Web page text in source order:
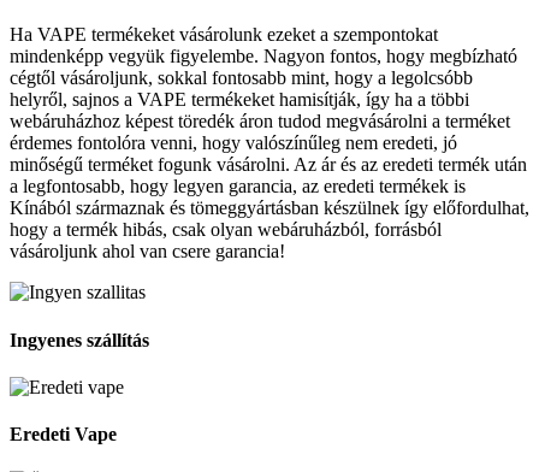
Ha VAPE termékeket vásárolunk ezeket a szempontokat
mindenképp vegyük figyelembe. Nagyon fontos, hogy megbízható
cégtől vásároljunk, sokkal fontosabb mint, hogy a legolcsóbb
helyről, sajnos a VAPE termékeket hamisítják, így ha a többi
webáruházhoz képest töredék áron tudod megvásárolni a terméket
érdemes fontolóra venni, hogy valószínűleg nem eredeti, jó
minőségű terméket fogunk vásárolni. Az ár és az eredeti termék után
a legfontosabb, hogy legyen garancia, az eredeti termékek is
Kínából származnak és tömeggyártásban készülnek így előfordulhat,
hogy a termék hibás, csak olyan webáruházból, forrásból
vásároljunk ahol van csere garancia!
Ingyenes szállítás
Eredeti Vape